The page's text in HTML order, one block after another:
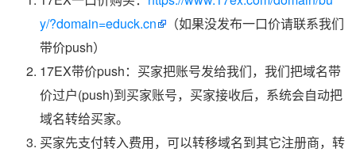
y/?domain=educk.cn
（如果没发布一口价请联系我们
带价push）
17EX带价push：买家把账号发给我们，我们把域名带
价过户(push)到买家账号，买家接收后，系统会自动把
域名转给买家。
买家先支付转入费用，可以转移域名到其它注册商，转